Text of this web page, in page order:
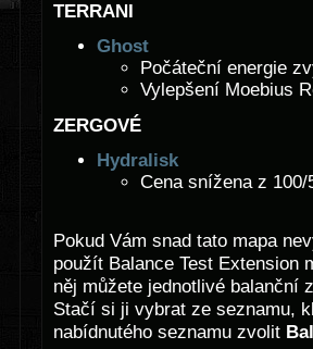
TERRANI
Ghost
Počáteční energie
Vylepšení Moebius
ZERGOVÉ
Hydralisk
Cena snížena z 100/
Pokud Vám snad tato mapa
použít Balance Test Extension
něj můžete jednotlivé balanční
Stačí si ji vybrat ze seznamu,
nabídnutého seznamu zvolit